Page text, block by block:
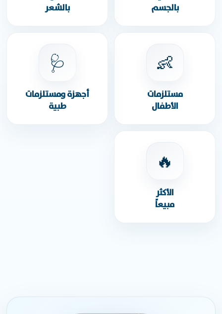
بالجسم
بالشعر
👶
مستلزمات
الأطفال
🩺
أجهزة ومستلزمات
طبية
🔥
الأكثر
مبيعاً